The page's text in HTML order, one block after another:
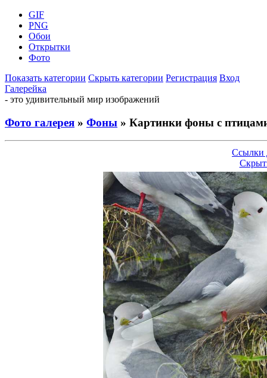
GIF
PNG
Обои
Открытки
Фото
Показать категории Скрыть категории Регистрация Вход
Галерейка
- это удивительный мир изображений
Фото галерея » Фоны » Картинки фоны с
Ссылки